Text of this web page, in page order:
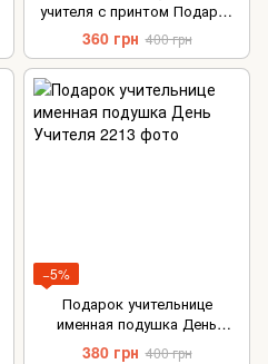
учителя с принтом Подарок
на День Учителя
360 грн 400 грн
−5%
Подарок учительнице
именная подушка День
Учителя
380 грн 400 грн